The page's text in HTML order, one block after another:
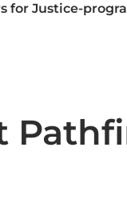
for Justice-